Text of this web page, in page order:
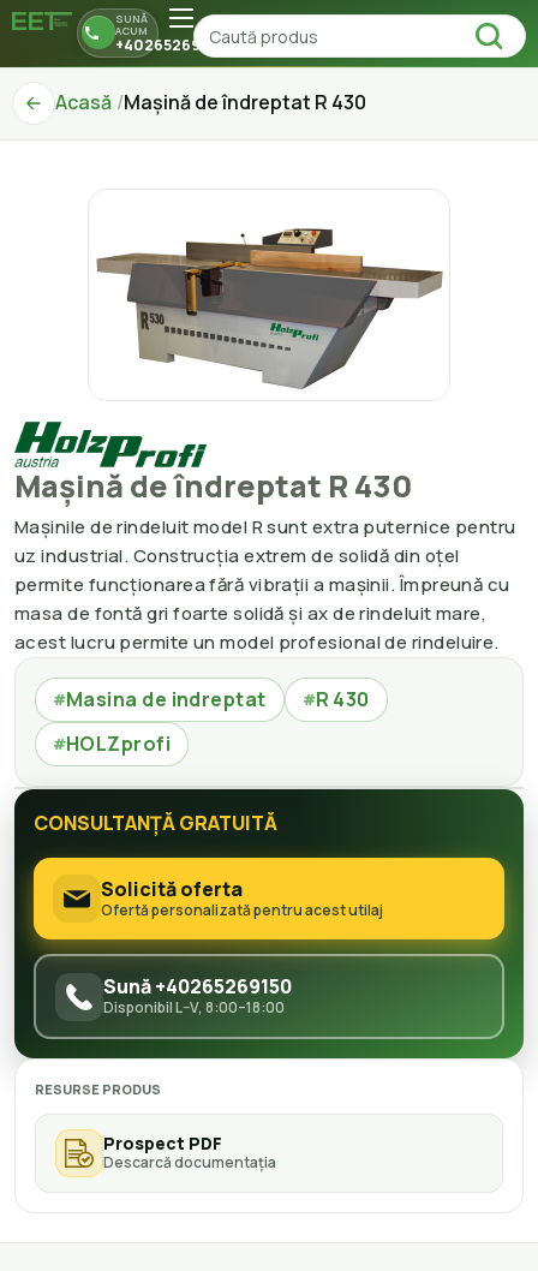
SUNĂ
ACUM
+40265269150
Acasă Mașină de îndreptat R 430
Mașină de îndreptat R 430
Mașinile de rindeluit model R sunt extra puternice pentru
uz industrial. Construcția extrem de solidă din oțel
permite funcționarea fără vibrații a mașinii. Împreună cu
masa de fontă gri foarte solidă și ax de rindeluit mare,
acest lucru permite un model profesional de rindeluire.
#Masina de indreptat #R 430
#HOLZprofi
CONSULTANȚĂ GRATUITĂ
Solicită oferta
Ofertă personalizată pentru acest utilaj
Sună +40265269150
Disponibil L–V, 8:00–18:00
RESURSE PRODUS
Prospect PDF
Descarcă documentația